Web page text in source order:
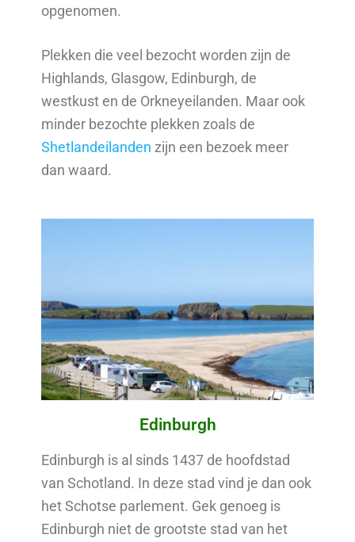
opgenomen.
Plekken die veel bezocht worden zijn de
Highlands, Glasgow, Edinburgh, de
westkust en de Orkneyeilanden. Maar ook
minder bezochte plekken zoals de
Shetlandeilanden zijn een bezoek meer
dan waard.
Edinburgh
Edinburgh is al sinds 1437 de hoofdstad
van Schotland. In deze stad vind je dan ook
het Schotse parlement. Gek genoeg is
Edinburgh niet de grootste stad van het